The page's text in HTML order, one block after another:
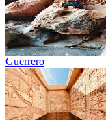
Guerrero